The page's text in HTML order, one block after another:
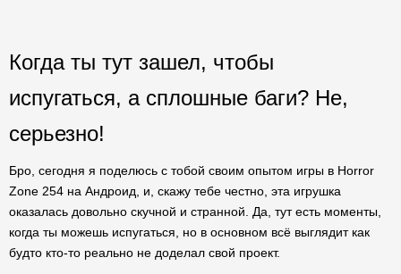
Когда ты тут зашел, чтобы
испугаться, а сплошные баги? Не,
серьезно!
Бро, сегодня я поделюсь с тобой своим опытом игры в Horror
Zone 254 на Андроид, и, скажу тебе честно, эта игрушка
оказалась довольно скучной и странной. Да, тут есть моменты,
когда ты можешь испугаться, но в основном всё выглядит как
будто кто-то реально не доделал свой проект.